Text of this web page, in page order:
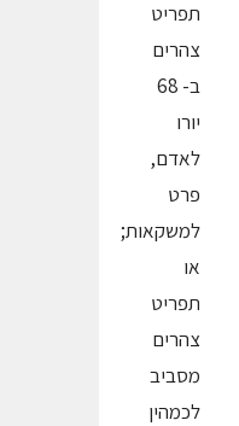
תפריט
צהרים
ב- 68
יורו
לאדם,
פרט
למשקאות;
או
תפריט
צהרים
מסביב
לכמהין